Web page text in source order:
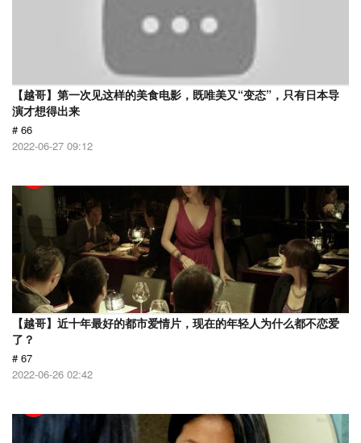
【越哥】第一次见这样的美食电影，既唯美又“变态”，只有日本导
演才想得出来
# 66
2022-06-27 09:12
【越哥】近十年最好的都市爱情片，现在的年轻人为什么都不恋爱
了？
# 67
2022-06-26 02:42